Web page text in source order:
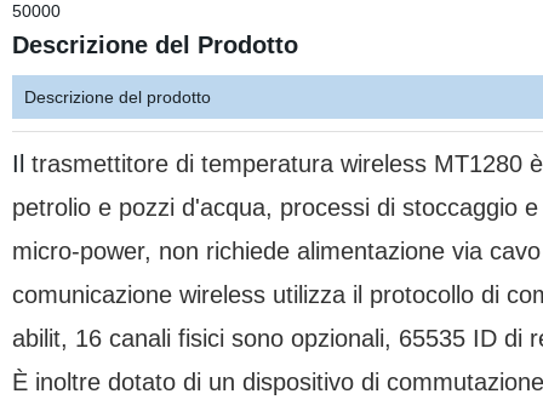
50000
Descrizione del Prodotto
Descrizione del prodotto
Il trasmettitore di temperatura wireless MT1280
petrolio e pozzi d'acqua, processi di stoccaggio
micro-power, non richiede alimentazione via
comunicazione wireless utilizza il protocollo di
abilit, 16 canali fisici sono opzionali, 65535 ID
È inoltre dotato di un dispositivo di